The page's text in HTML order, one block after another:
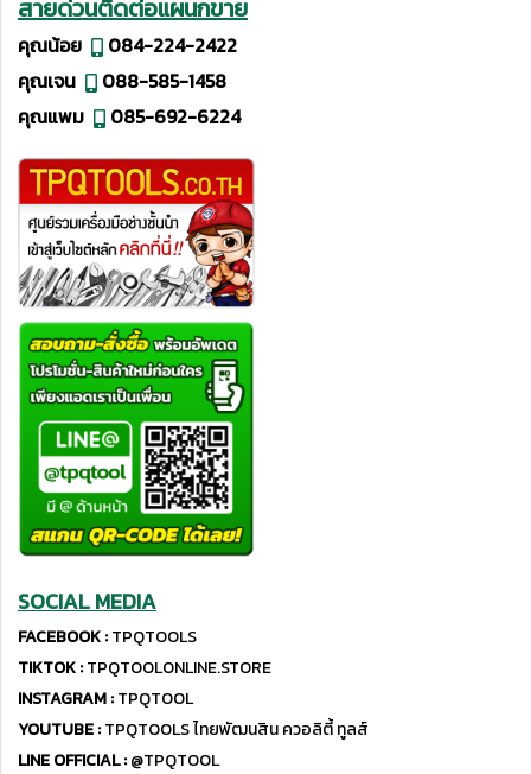
สายด่วนติดต่อแผนกขาย
คุณน้อย
084-224-2422
คุณเจน
088-585-1458
คุณแพม
085-692-6224
SOCIAL MEDIA
FACEBOOK :TPQTOOLS
TIKTOK :TPQTOOLONLINE.STORE
INSTAGRAM :TPQTOOL
YOUTUBE :TPQTOOLS ไทยพัฒนสิน ควอลิตี้ ทูลส์
LINE OFFICIAL :@TPQTOOL